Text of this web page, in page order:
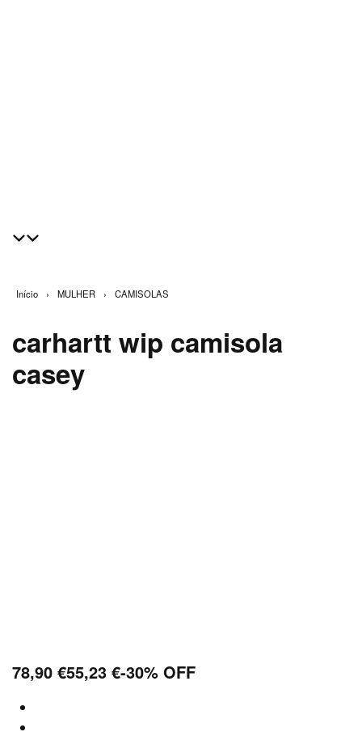
Início › MULHER › CAMISOLAS
carhartt wip camisola
casey
78,90 €55,23 €-30% OFF